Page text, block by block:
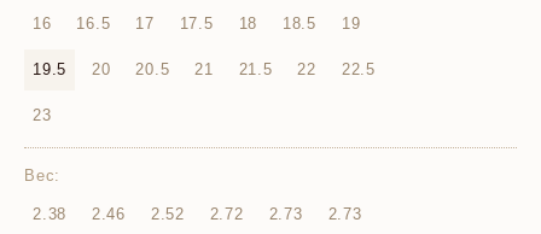
16 16.5 17 17.5 18 18.5 19
19.5 20 20.5 21 21.5 22 22.5
23
Вес:
2.38 2.46 2.52 2.72 2.73 2.73